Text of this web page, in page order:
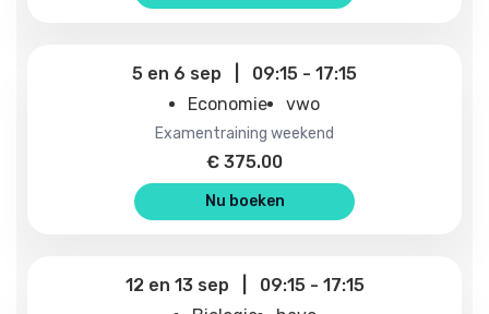
5 en 6 sep 09:15 - 17:15
Economie
vwo
examentraining weekend
€ 375.00
Nu boeken
12 en 13 sep 09:15- 17:15